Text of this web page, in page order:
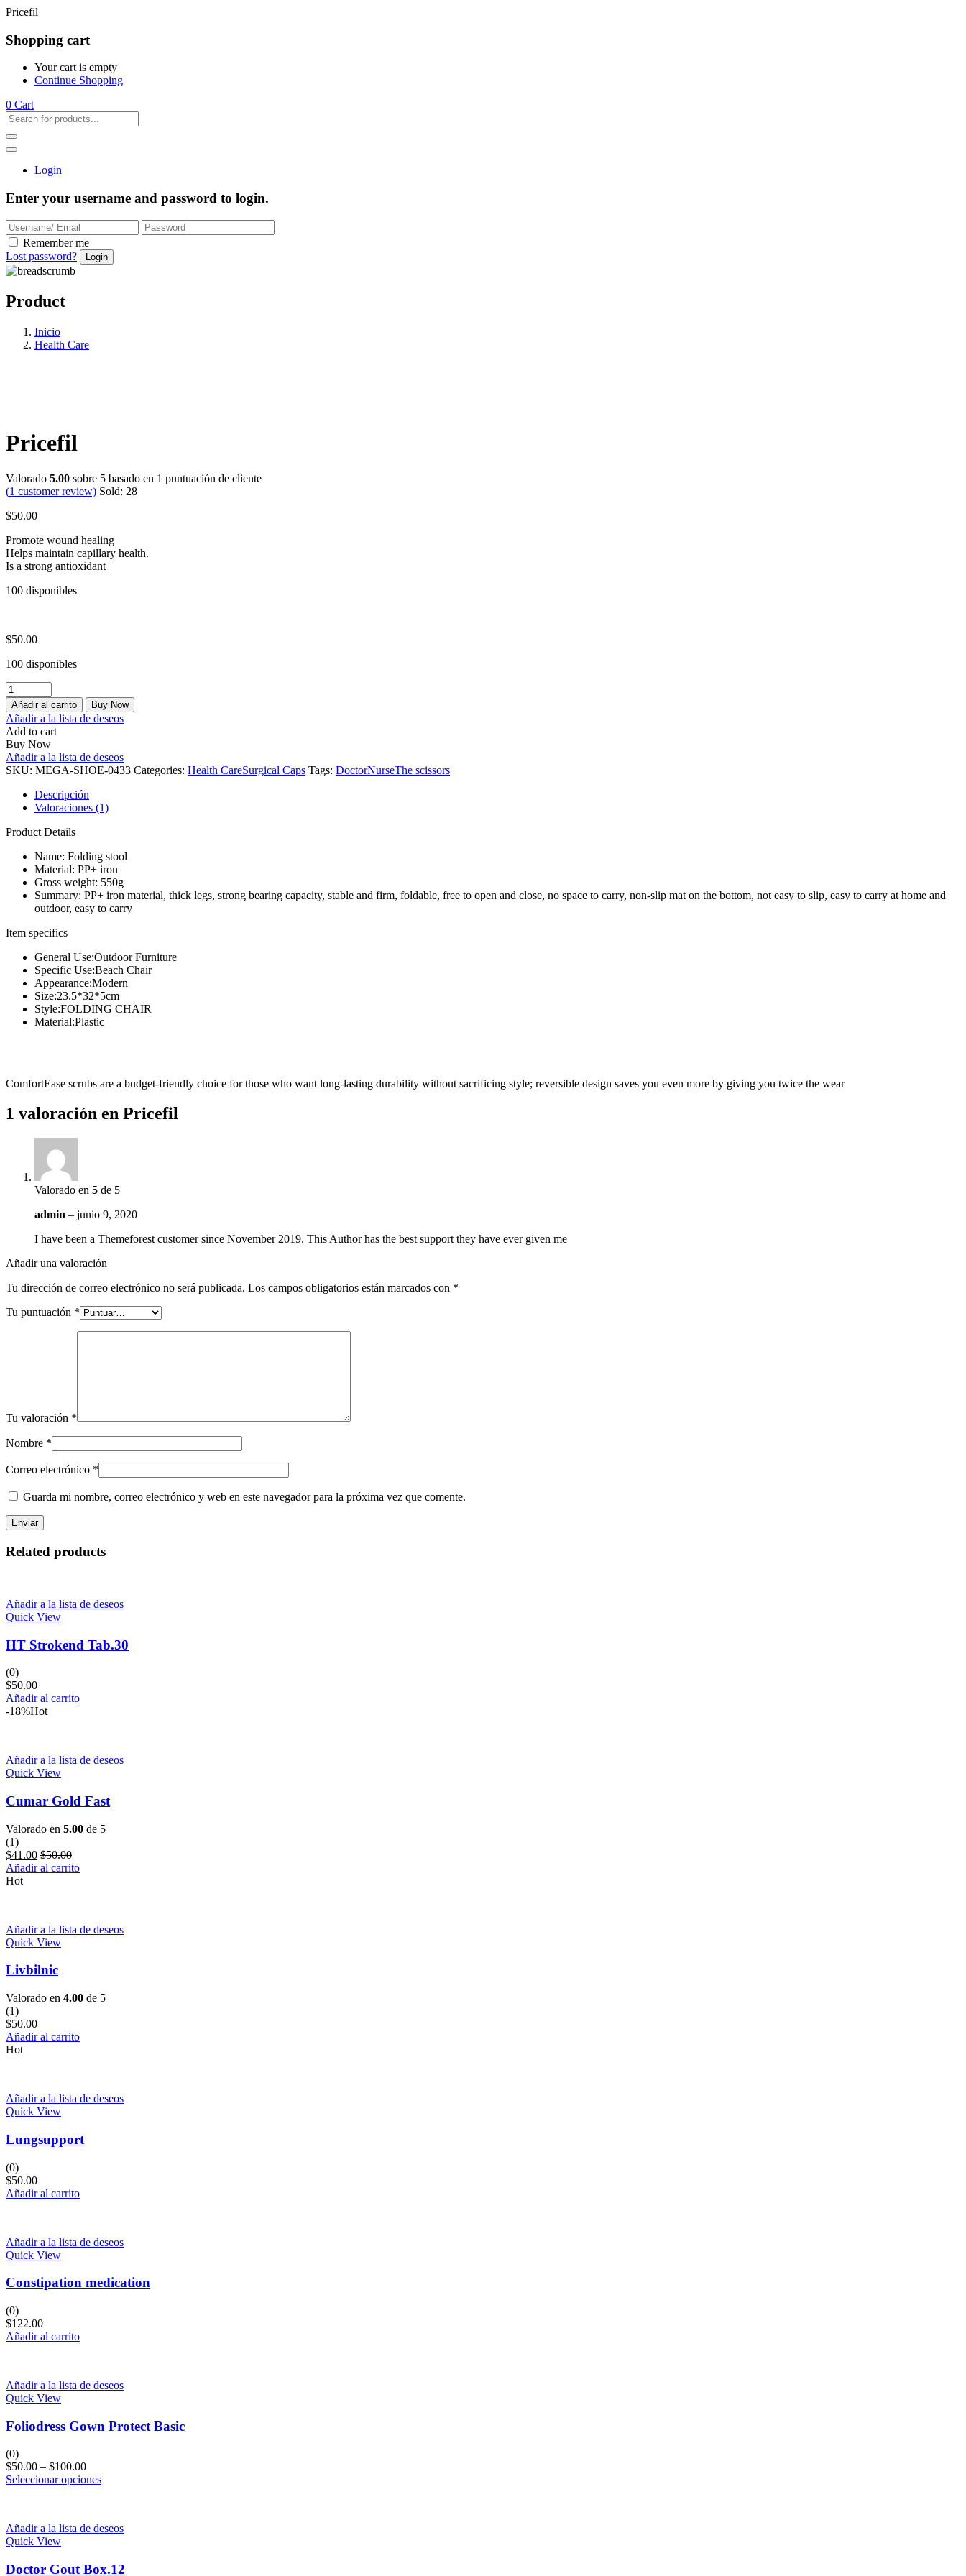
Pricefil
Shopping cart
Your cart is empty
Continue Shopping
0 Cart
Login
Enter your username and password to login.
Remember me
Lost password?
Product
Inicio
Health Care
Pricefil
Valorado 5.00 sobre 5 basado en 1 puntuación de cliente
(1 customer review) Sold: 28
$50.00
Promote wound healing
Helps maintain capillary health.
Is a strong antioxidant
100 disponibles
$50.00
100 disponibles
Pricefil
cantidad
Añadir al carrito Buy Now
Añadir a la lista de deseos
Add to cart
Buy Now
Añadir a la lista de deseos
SKU: MEGA-SHOE-0433 Categories: Health CareSurgical Caps Tags: DoctorNurseThe scissors
Descripción
Valoraciones (1)
Product Details
Name: Folding stool
Material: PP+ iron
Gross weight: 550g
Summary: PP+ iron material, thick legs, strong bearing capacity, stable and firm, foldable, free to open and close, no space to carry, non-slip mat on the bottom, not easy to slip, easy to carry at home and
outdoor, easy to carry
Item specifics
General Use:Outdoor Furniture
Specific Use:Beach Chair
Appearance:Modern
Size:23.5*32*5cm
Style:FOLDING CHAIR
Material:Plastic
ComfortEase scrubs are a budget-friendly choice for those who want long-lasting durability without sacrificing style; reversible design saves you even more by giving you twice the wear
1 valoración en Pricefil
Valorado en 5 de 5
admin – junio 9, 2020
I have been a Themeforest customer since November 2019. This Author has the best support they have ever given me
Añadir una valoración
Tu dirección de correo electrónico no será publicada. Los campos obligatorios están marcados con *
Tu puntuación *
Tu valoración *
Nombre *
Correo electrónico *
Guarda mi nombre, correo electrónico y web en este navegador para la próxima vez que comente.
Related products
Añadir a la lista de deseos
Quick View
HT Strokend Tab.30
(0)
$50.00
Añadir al carrito
-18%Hot
Añadir a la lista de deseos
Quick View
Cumar Gold Fast
Valorado en 5.00 de 5
(1)
$41.00 $50.00
Añadir al carrito
Hot
Añadir a la lista de deseos
Quick View
Livbilnic
Valorado en 4.00 de 5
(1)
$50.00
Añadir al carrito
Hot
Añadir a la lista de deseos
Quick View
Lungsupport
(0)
$50.00
Añadir al carrito
Añadir a la lista de deseos
Quick View
Constipation medication
(0)
$122.00
Añadir al carrito
Añadir a la lista de deseos
Quick View
Foliodress Gown Protect Basic
(0)
$50.00 – $100.00
Seleccionar opciones
Añadir a la lista de deseos
Quick View
Doctor Gout Box.12